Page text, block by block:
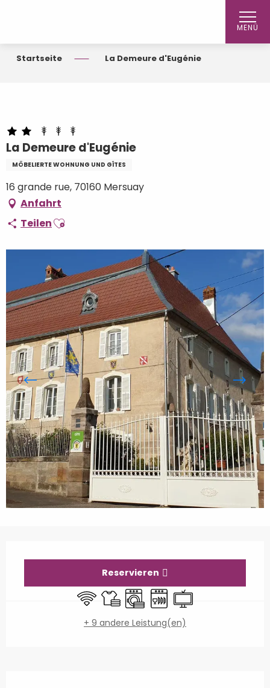
MENÜ
Startseite La Demeure d'Eugénie
La Demeure d'Eugénie
MÖBELIERTE WOHNUNG UND GÎTES
16 grande rue, 70160 Mersuay
Anfahrt
TeilenAjouter aux favoris
Reservieren
Wi-Fi Bettwäsche und Laken
Waschmaschine
Geschirrspülmaschine
Fernsehen
+ 9 andere Leistung(en)